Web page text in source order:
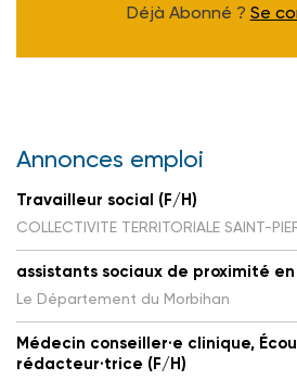
Déjà Abonné ? Se
Annonces emploi
Travailleur social (F/H)
COLLECTIVITE TERRITORIALE SAINT-
assistants sociaux de proximité en
Le Département du Morbihan
Médecin conseiller·e clinique,
rédacteur·trice (F/H)